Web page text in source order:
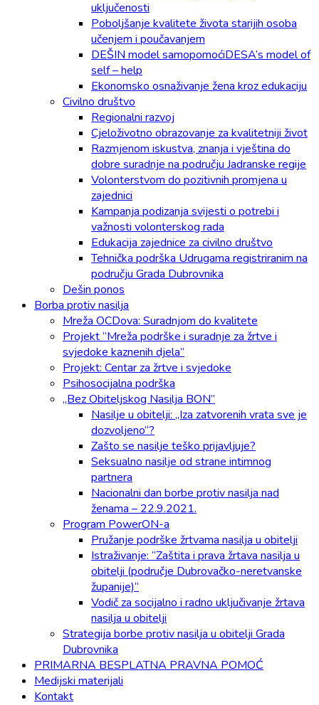
uključenosti
Poboljšanje kvalitete života starijih osoba
učenjem i poučavanjem
DEŠIN model samopomoćiDESA’s model of
self – help
Ekonomsko osnaživanje žena kroz edukaciju
Civilno društvo
Regionalni razvoj
Cjeloživotno obrazovanje za kvalitetniji život
Razmjenom iskustva, znanja i vještina do
dobre suradnje na području Jadranske regije
Volonterstvom do pozitivnih promjena u
zajednici
Kampanja podizanja svijesti o potrebi i
važnosti volonterskog rada
Edukacija zajednice za civilno društvo
Tehnička podrška Udrugama registriranim na
području Grada Dubrovnika
Dešin ponos
Borba protiv nasilja
Mreža OCDova: Suradnjom do kvalitete
Projekt “Mreža podrške i suradnje za žrtve i
svjedoke kaznenih djela”
Projekt: Centar za žrtve i svjedoke
Psihosocijalna podrška
„Bez Obiteljskog Nasilja BON”
Nasilje u obitelji: „Iza zatvorenih vrata sve je
dozvoljeno“?
Zašto se nasilje teško prijavljuje?
Seksualno nasilje od strane intimnog
partnera
Nacionalni dan borbe protiv nasilja nad
ženama – 22.9.2021.
Program PowerON-a
Pružanje podrške žrtvama nasilja u obitelji
Istraživanje: “Zaštita i prava žrtava nasilja u
obitelji (područje Dubrovačko-neretvanske
županije)“
Vodič za socijalno i radno uključivanje žrtava
nasilja u obitelji
Strategija borbe protiv nasilja u obitelji Grada
Dubrovnika
PRIMARNA BESPLATNA PRAVNA POMOĆ
Medijski materijali
Kontakt